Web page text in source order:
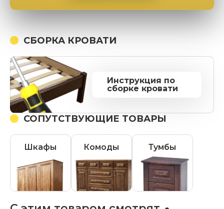
СБОРКА КРОВАТИ
Инструкция по
сборке кровати
СОПУТСТВУЮЩИЕ ТОВАРЫ
Шкафы Комоды Тумбы